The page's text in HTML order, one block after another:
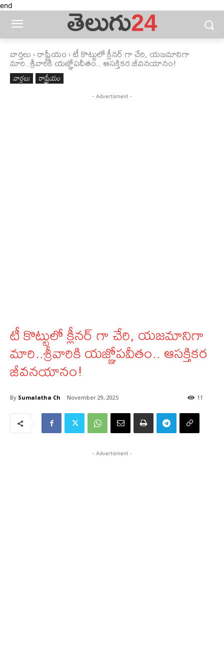
end
వార్తలు రాష్ట్రీయం టీ కొట్టులో క్లీనర్ గా చేరి, యజమానిగా
మారి..శ్రీవారికి యజ్ఞోపవీతం.. ఆసక్తికర జీవనయానం!
వార్తలు రాష్ట్రీయం
- Advertisment -
టీ కొట్టులో క్లీనర్ గా చేరి, యజమానిగా
మారి..శ్రీవారికి యజ్ఞోపవీతం.. ఆసక్తికర
జీవనయానం!
By Sumalatha Ch November 29, 2025 11
- Advertisment -